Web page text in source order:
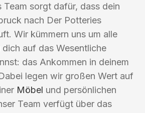
Team sorgt dafür, dass dein
nach Der Potteries
Wir kümmern uns um alle
auf das Wesentliche
das Ankommen in deinem
legen wir großen Wert auf
Möbel und persönlichen
Team verfügt über das